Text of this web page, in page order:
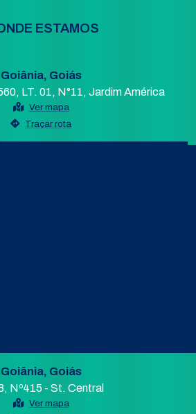
ESTAMOS
Goiânia, Goiás
LT. 01, N°11, Jardim América
Ver mapa
Traçar rota
Goiânia, Goiás
Nº415 - St. Central
Ver mapa